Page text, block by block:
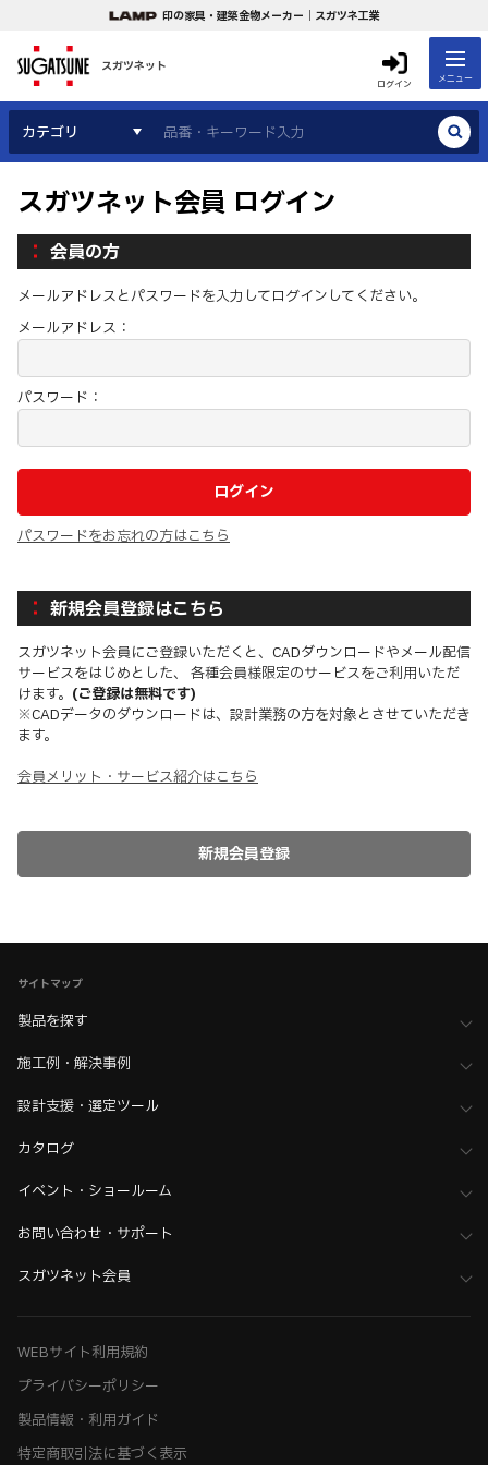
印の家具・建築金物メーカー｜スガツネ工業
スガツネット
ログイン メニュー
カテゴリ
スガツネット会員 ログイン
会員の方
メールアドレスとパスワードを入力してログインしてください。
メールアドレス：
パスワード：
パスワードをお忘れの方はこちら
新規会員登録はこちら
スガツネット会員にご登録いただくと、CADダウンロードやメール配信
サービスをはじめとした、 各種会員様限定のサービスをご利用いただ
けます。 (ご登録は無料です)
※CADデータのダウンロードは、設計業務の方を対象とさせていただき
ます。
会員メリット・サービス紹介はこちら
サイトマップ
製品を探す
施工例・解決事例
設計支援・選定ツール
カタログ
イベント・ショールーム
お問い合わせ・サポート
スガツネット会員
WEBサイト利用規約
プライバシーポリシー
製品情報・利用ガイド
特定商取引法に基づく表示